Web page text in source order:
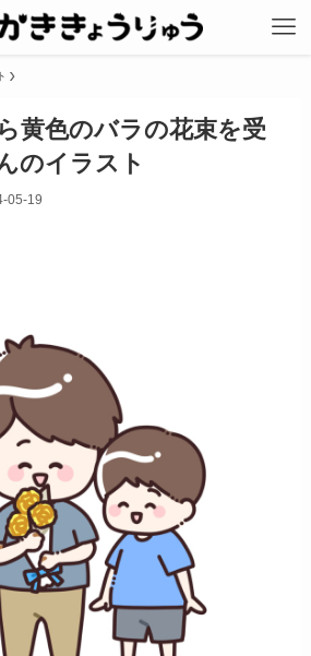
黄色のバラの花束を受
のイラスト
05-19